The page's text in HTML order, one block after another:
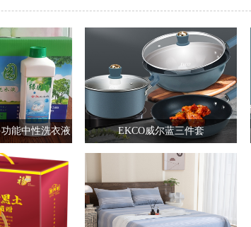
能中性洗衣液 EKCO威尔蓝三件套